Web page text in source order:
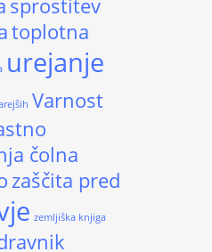
sprostitev
toplotna
urejanje
Varnost
čolna
zaščita pred
zemljiška knjiga